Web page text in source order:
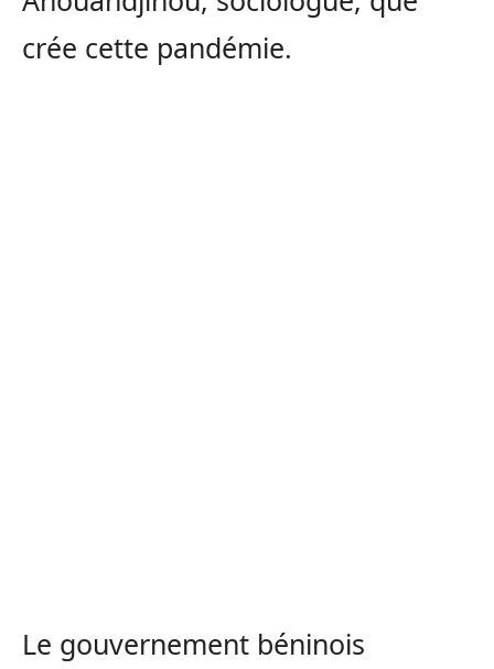
crée cette pandémie.
Le gouvernement béninois